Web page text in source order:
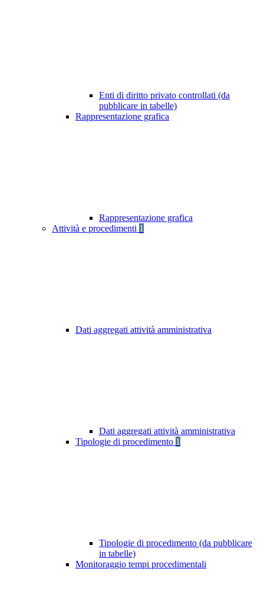
Enti di diritto privato controllati (da
pubblicare in tabelle)
Rappresentazione grafica
Rappresentazione grafica
Attività e procedimenti 1
Dati aggregati attività amministrativa
Dati aggregati attività amministrativa
Tipologie di procedimento 1
Tipologie di procedimento (da pubblicare
in tabelle)
Monitoraggio tempi procedimentali